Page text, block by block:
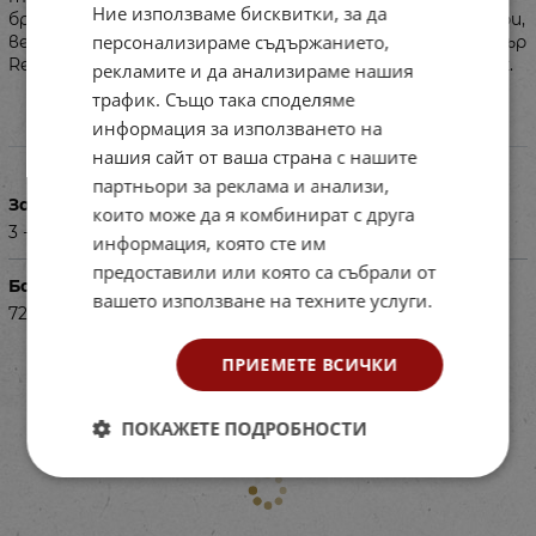
брахиозавър, пахицефалозавър, спинозаври, апатозаври,
велоцираптор и др. Най-голям по размер е тиранозавър
Rex - 5х5см. Удобно се съхраняват в контейнер с капак.
Характеристики
За деца на възраст
3 - 7г
Баркод (ISBN, UPC, др.)
72470811
Ние използваме бисквитки, за да
персонализираме съдържанието,
рекламите и да анализираме нашия
трафик. Също така споделяме
информация за използването на
нашия сайт от ваша страна с нашите
партньори за реклама и анализи,
които може да я комбинират с друга
информация, която сте им
предоставили или която са събрали от
вашето използване на техните услуги.
ПРИЕМЕТЕ ВСИЧКИ
ПОКАЖЕТЕ ПОДРОБНОСТИ